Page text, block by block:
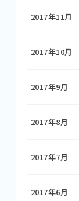
2017年11月
2017年10月
2017年9月
2017年8月
2017年7月
2017年6月